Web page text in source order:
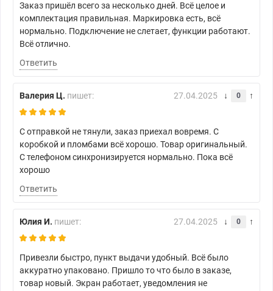
Заказ пришёл всего за несколько дней. Всё целое и
комплектация правильная. Маркировка есть, всё
нормально. Подключение не слетает, функции работают.
Всё отлично.
Ответить
Валерия Ц. пишет: 27.04.2025 0
С отправкой не тянули, заказ приехал вовремя. С
коробкой и пломбами всё хорошо. Товар оригинальный.
С телефоном синхронизируется нормально. Пока всё
хорошо
Ответить
Юлия И. пишет: 27.04.2025 0
Привезли быстро, пункт выдачи удобный. Всё было
аккуратно упаковано. Пришло то что было в заказе,
товар новый. Экран работает, уведомления не